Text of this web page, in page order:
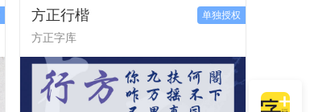
方正行楷
方正字库
单独授权